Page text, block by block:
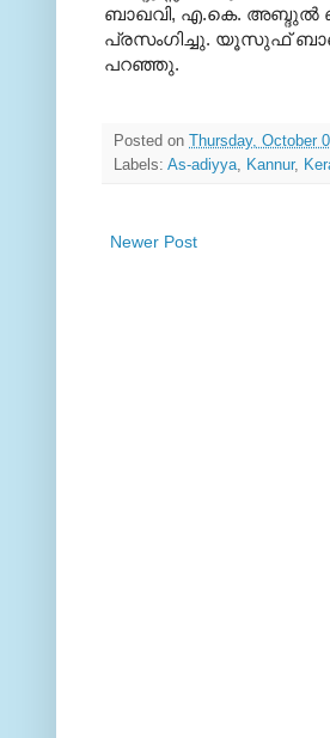
ബാഖവി, എ.കെ. അബ്ദുല്‍
പ്രസംഗിച്ചു. യൂസുഫ്
പറഞ്ഞു.
Posted on Thursday, October
Labels: As-adiyya Kannur,
Newer Post